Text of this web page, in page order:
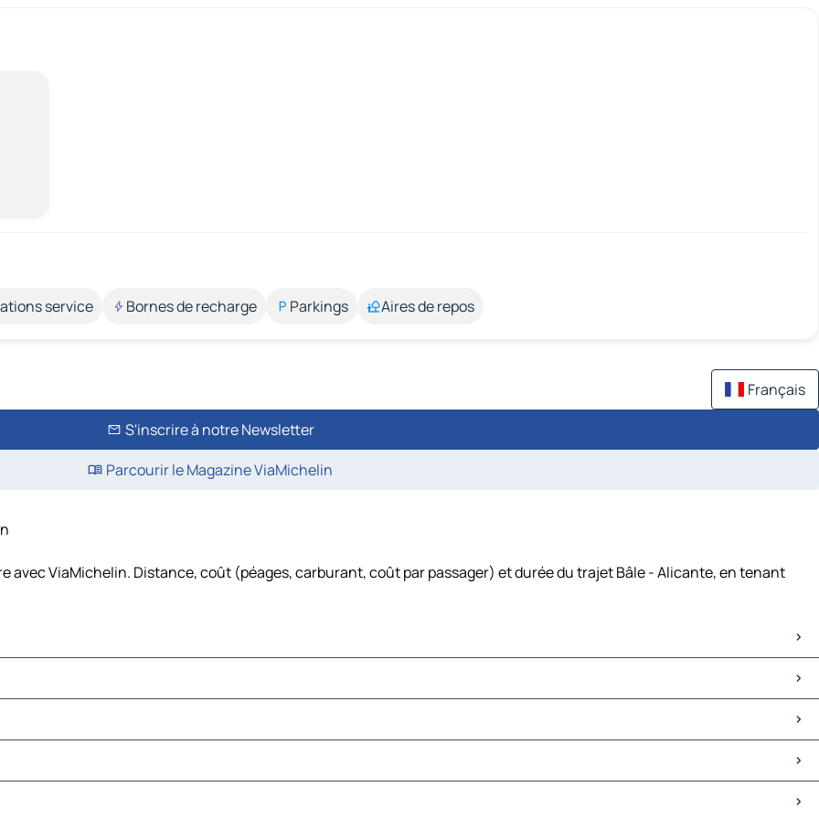
service Bornes de recharge Parkings Aires de repos
Français
S'inscrire à notre Newsletter
Parcourir le Magazine ViaMichelin
ViaMichelin. Distance, coût (péages, carburant, coût par passager) et durée du trajet Bâle - Alicante, en tenant